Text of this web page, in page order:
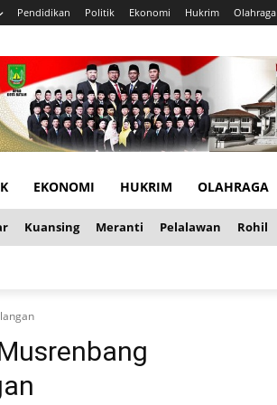
Pendidikan Politik Ekonomi Hukrim Olahraga
EKONOMI HUKRIM OLAHRAGA
Kuansing Meranti Pelalawan Rohil